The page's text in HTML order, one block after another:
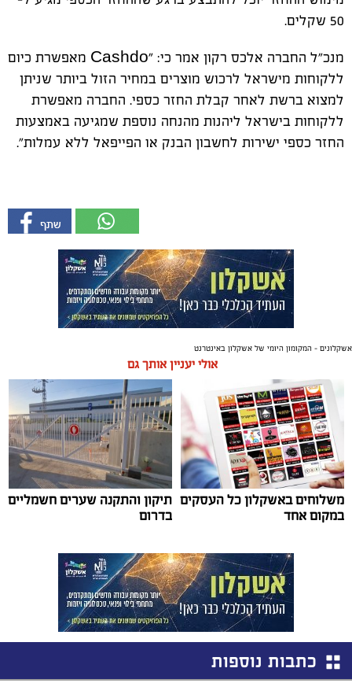
50 שקלים.
מנכ"ל החברה אלכס רקון אמר כי: "Cashdo מאפשרת כיום
ללקוחות מישראל לרכוש מוצרים במחיר הזול ביותר שניתן
למצוא ברשת לאחר קבלת החזר כספי. החברה מאפשרת
ללקוחות בישראל ליהנות מהנחה נוספת שמגיעה באמצעות
החזר כספי ישירות לחשבון הבנק או הפייפאל ללא עמלות".
אשקלונים - המקומון היומי של אשקלון באינטרנט
אולי יעניין אותך גם
משלוחים באשקלון כל העסקים
במקום אחד
תיקון והתקנה שערים חשמליים
בדרום
כתבות נוספות